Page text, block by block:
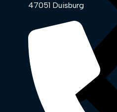
47051 Duisburg